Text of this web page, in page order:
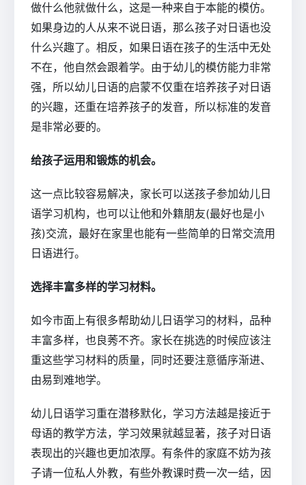
做什么他就做什么，这是一种来自于本能的模仿。
如果身边的人从来不说日语，那么孩子对日语也没
什么兴趣了。相反，如果日语在孩子的生活中无处
不在，他自然会跟着学。由于幼儿的模仿能力非常
强，所以幼儿日语的启蒙不仅重在培养孩子对日语
的兴趣，还重在培养孩子的发音，所以标准的发音
是非常必要的。
给孩子运用和锻炼的机会。
这一点比较容易解决，家长可以送孩子参加幼儿日
语学习机构，也可以让他和外籍朋友(最好也是小
孩)交流，最好在家里也能有一些简单的日常交流用
日语进行。
选择丰富多样的学习材料。
如今市面上有很多帮助幼儿日语学习的材料，品种
丰富多样，也良莠不齐。家长在挑选的时候应该注
重这些学习材料的质量，同时还要注意循序渐进、
由易到难地学。
幼儿日语学习重在潜移默化，学习方法越是接近于
母语的教学方法，学习效果就越显著，孩子对日语
表现出的兴趣也更加浓厚。有条件的家庭不妨为孩
子请一位私人外教，有些外教课时费一次一结，因